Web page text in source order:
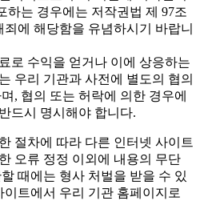
하는 경우에는 저작권법 제 97조
에 해당함을 유념하시기 바랍니
로 수익을 얻거나 이에 상응하는
우리 기관과 사전에 별도의 협의
, 협의 또는 허락에 의한 경우에
드시 명시해야 합니다.
절차에 따라 다른 인터넷 사이트
오류 정정 이외에 내용의 무단
때에는 형사 처벌을 받을 수 있
트에서 우리 기관 홈페이지로